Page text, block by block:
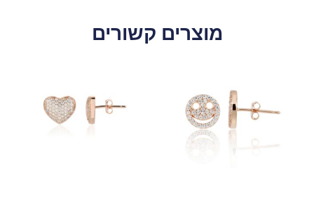
מוצרים קשורים